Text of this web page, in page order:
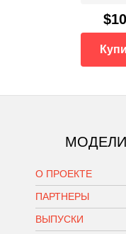
О ПРОЕКТЕ
ПАРТНЕРЫ
ВЫПУСКИ